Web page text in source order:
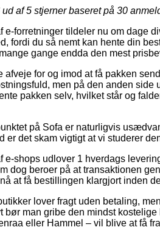
ud af 5 stjerner baseret på 30
e-forretninger tildeler nu om dage
fordi du så nemt kan hente din
gange endda den mest
afveje for og imod at få pakken
men på den anden
pakken selv, hvilket står og
på Sofa er naturligvis
er det skam vigtigt at vi studerer
e-shops udlover 1 hverdags
dog beroer på at transaktionen
at få bestillingen klargjort inden
lover fragt uden betaling,
bør man gribe den mindst
eller Hammel – vil blive at få